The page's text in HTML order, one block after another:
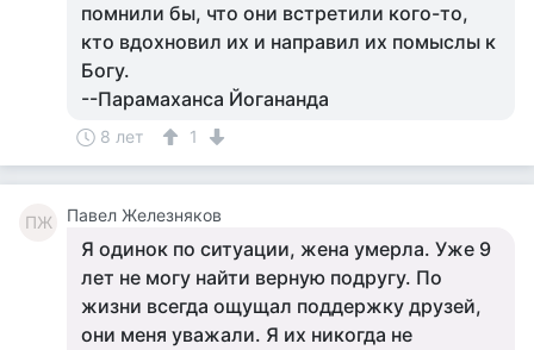
помнили бы, что они встретили кого-то,
кто вдохновил их и направил их помыслы к
Богу.
--Парамаханса Йогананда
8 лет 1
ПЖ Павел Железняков
Я одинок по ситуации, жена умерла. Уже 9
лет не могу найти верную подругу. По
жизни всегда ощущал поддержку друзей,
они меня уважали. Я их никогда не